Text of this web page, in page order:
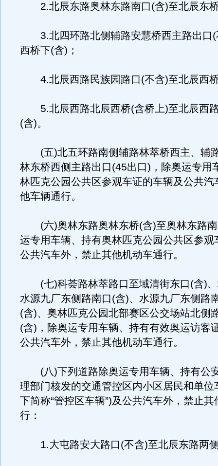
2.北辰东路奥林东路南口(含)至北辰东
3.北四环路北侧辅路安慧桥西主路出口(
西桥下(含)；
4.北辰西路民族园路口(不含)至北辰西
5.北辰西路北辰西桥(含桥上)至北辰西
(含)。
(五)北五环路南侧辅路林萃桥西主、辅
林东桥西侧主路出口(45出口)，除奥运专用
林匹克公园公共区参观车证的车辆及公共汽
他车辆通行。
(六)奥林东路奥林东桥(含)至奥林东路南
运专用车辆、持有奥林匹克公园公共区参观
公共汽车外，禁止其他机动车通行。
(七)科荟路林萃路口至域清街东口(含)、
水源九厂东侧路南口(含)、水源九厂东侧路
(含)、奥林匹克公园北部赛区公交场站北侧
(含)，除奥运专用车辆、持有有效奥运访客
公共汽车外，禁止其他机动车通行。
(八)下列道路除奥运专用车辆、持有公
理部门核发的交通管控区内小区居民和单位
下简称“管控区车辆”)及公共汽车外，禁止
行：
1.大屯路安大路口(不含)至北辰东路两